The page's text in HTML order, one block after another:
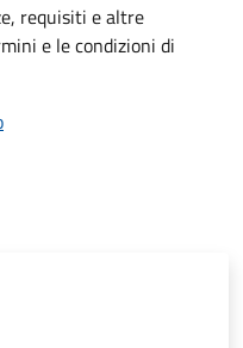
requisiti e altre
e le condizioni di